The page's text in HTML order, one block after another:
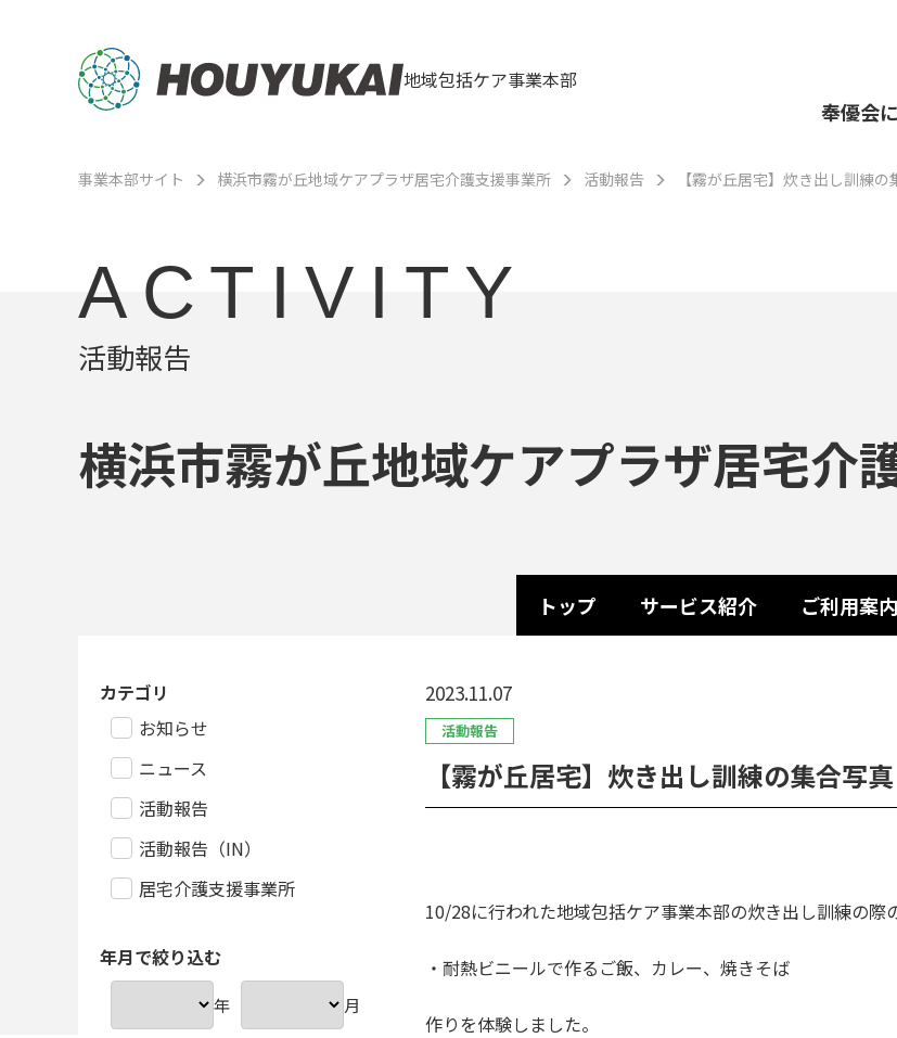
地域包括ケア事業本部
奉優会
事業本部サイト 横浜市霧が丘地域ケアプラザ居宅介護支援事業所 活動報告 【霧が丘居宅】炊き出し訓練の
ACTIVITY
活動報告
横浜市霧が丘地域ケアプラザ居宅介
トップ サービス紹介 ご利用案内
2023.11.07
活動報告
【霧が丘居宅】炊き出し訓練の集合写真
10/28に行われた地域包括ケア事業本部の炊き出し訓練の際
・耐熱ビニールで作るご飯、カレー、焼きそば
作りを体験しました。
カテゴリ
お知らせ
ニュース
活動報告
活動報告（IN）
居宅介護支援事業所
年月で絞り込む
年 月